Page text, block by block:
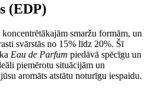
(EDP)
smaržu formām, un
svārstās no 15% līdz 20%. Šī
Eau de Parfum piedāvā spēcīgu un
piemērotu situācijām un
aromāts atstātu noturīgu iespaidu.